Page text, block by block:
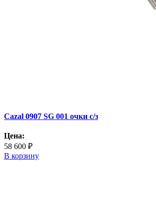
Cazal 0907 SG 001 очки с/з
Цена:
58 600 ₽
В корзину